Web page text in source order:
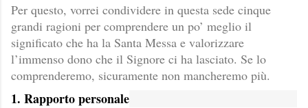
Per questo, vorrei condividere in questa sede cinque
grandi ragioni per comprendere un po’ meglio il
significato che ha la Santa Messa e valorizzare
l’immenso dono che il Signore ci ha lasciato. Se lo
comprenderemo, sicuramente non mancheremo più.
1. Rapporto personale